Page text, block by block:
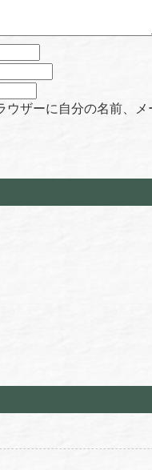
ザーに自分の名前、メ